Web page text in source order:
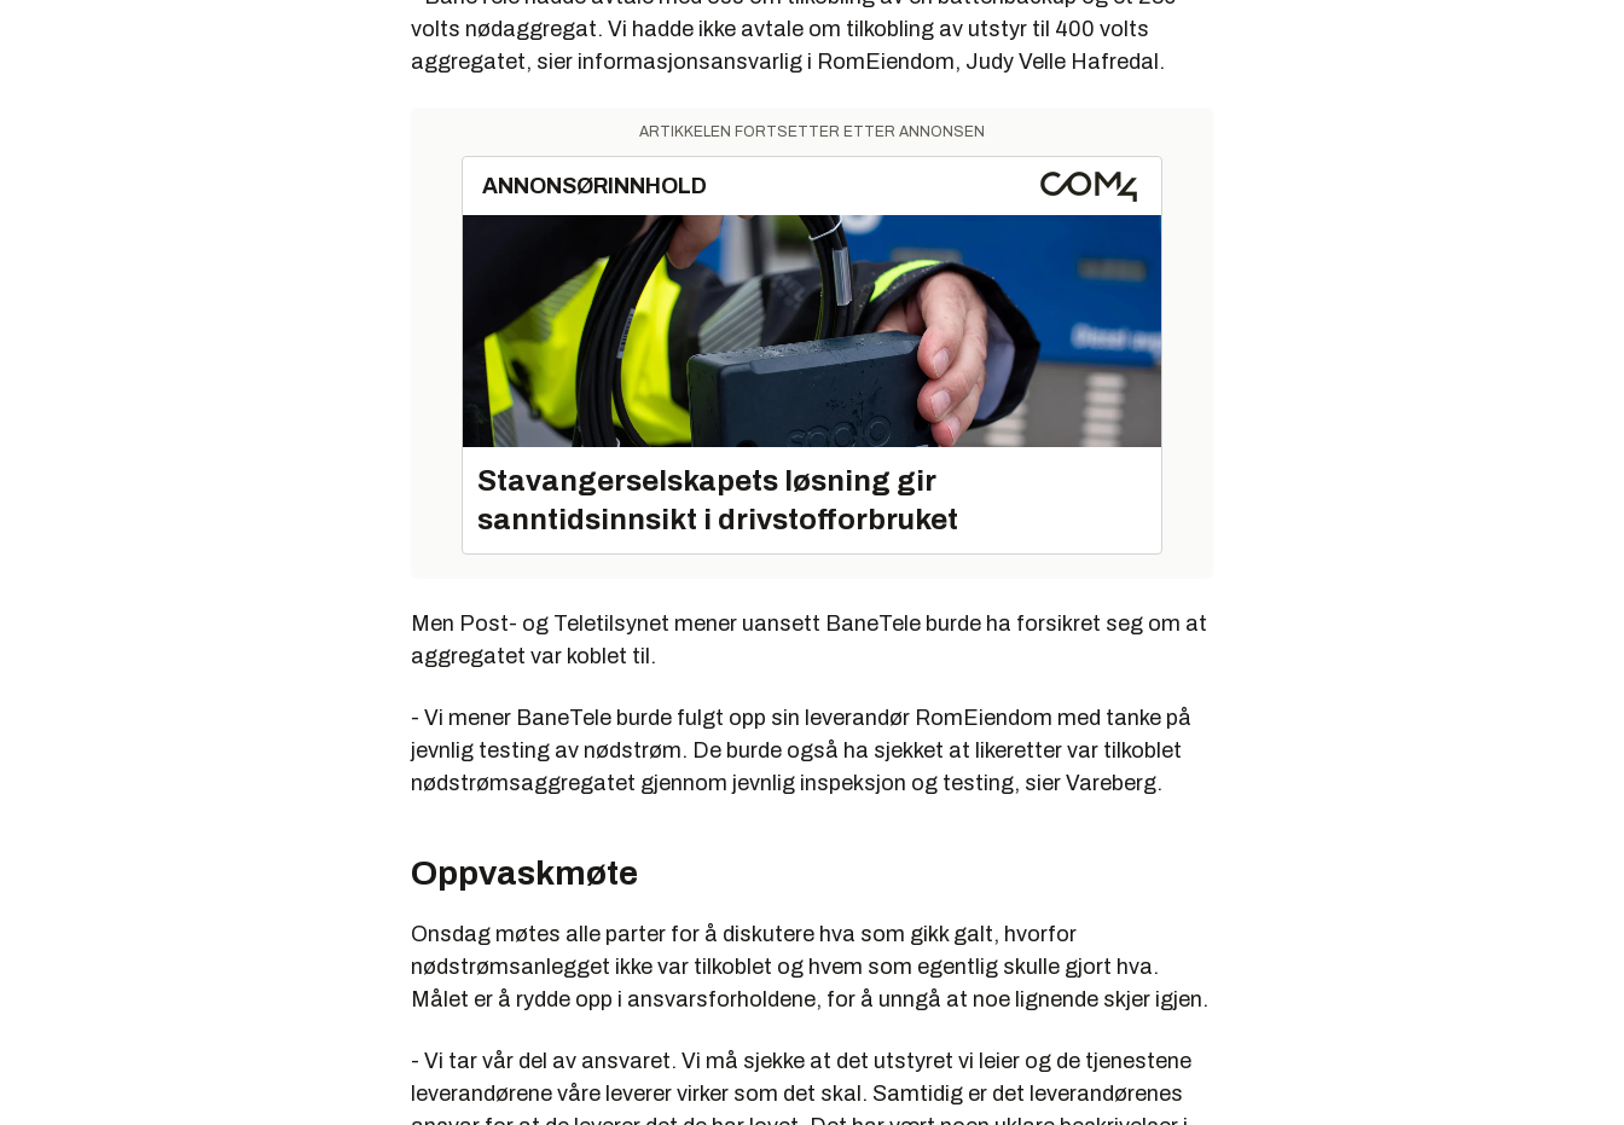
volts nødaggregat. Vi hadde ikke avtale om tilkobling av utstyr til 400 volts
aggregatet, sier informasjonsansvarlig i RomEiendom, Judy Velle Hafredal.
ARTIKKELEN FORTSETTER ETTER ANNONSEN
ANNONSØRINNHOLD
Stavangerselskapets løsning gir
sanntidsinnsikt i drivstofforbruket
Men Post- og Teletilsynet mener uansett BaneTele burde ha forsikret seg om at
aggregatet var koblet til.
- Vi mener BaneTele burde fulgt opp sin leverandør RomEiendom med tanke på
jevnlig testing av nødstrøm. De burde også ha sjekket at likeretter var tilkoblet
nødstrømsaggregatet gjennom jevnlig inspeksjon og testing, sier Vareberg.
Oppvaskmøte
Onsdag møtes alle parter for å diskutere hva som gikk galt, hvorfor
nødstrømsanlegget ikke var tilkoblet og hvem som egentlig skulle gjort hva.
Målet er å rydde opp i ansvarsforholdene, for å unngå at noe lignende skjer igjen.
- Vi tar vår del av ansvaret. Vi må sjekke at det utstyret vi leier og de tjenestene
leverandørene våre leverer virker som det skal. Samtidig er det leverandørenes